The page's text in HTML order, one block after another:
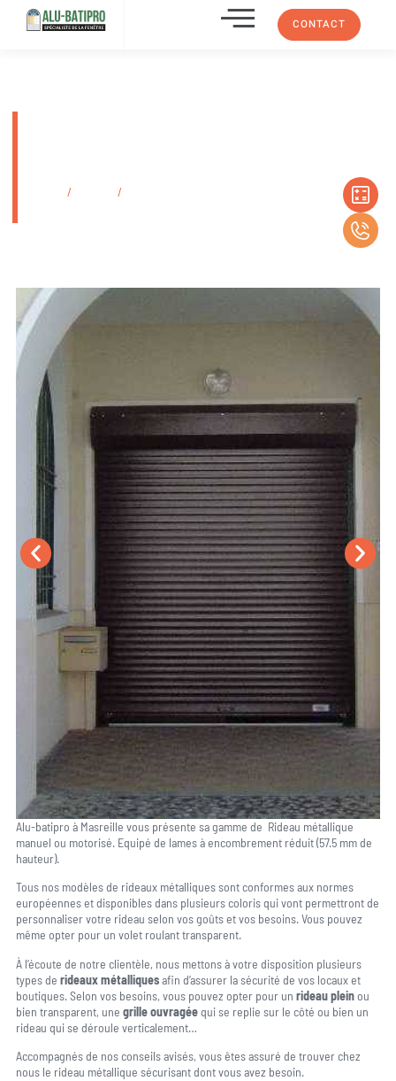
CONTACT
/ /
Rideau métallique manuel ou motorisé Marseille
Alu-batipro à Masreille vous présente sa gamme de Rideau métallique
manuel ou motorisé. Equipé de lames à encombrement réduit (57.5 mm de
hauteur).
Tous nos modèles de rideaux métalliques sont conformes aux normes
européennes et disponibles dans plusieurs coloris qui vont permettront de
personnaliser votre rideau selon vos goûts et vos besoins. Vous pouvez
même opter pour un volet roulant transparent.
À l’écoute de notre clientèle, nous mettons à votre disposition plusieurs
types de rideaux métalliquesafin d’assurer la sécurité de vos locaux et
boutiques. Selon vos besoins, vous pouvez opter pour un rideau pleinou
bien transparent, une grille ouvragéequi se replie sur le côté ou bien un
rideau qui se déroule verticalement…
Accompagnés de nos conseils avisés, vous êtes assuré de trouver chez
nous le rideau métallique sécurisant dont vous avez besoin.